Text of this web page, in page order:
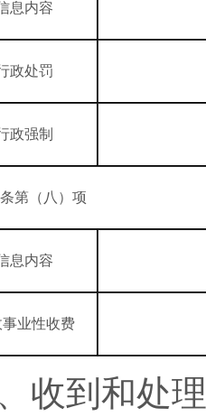
息内容
政处罚
政强制
第（八）项
息内容
业性收费
到和处理